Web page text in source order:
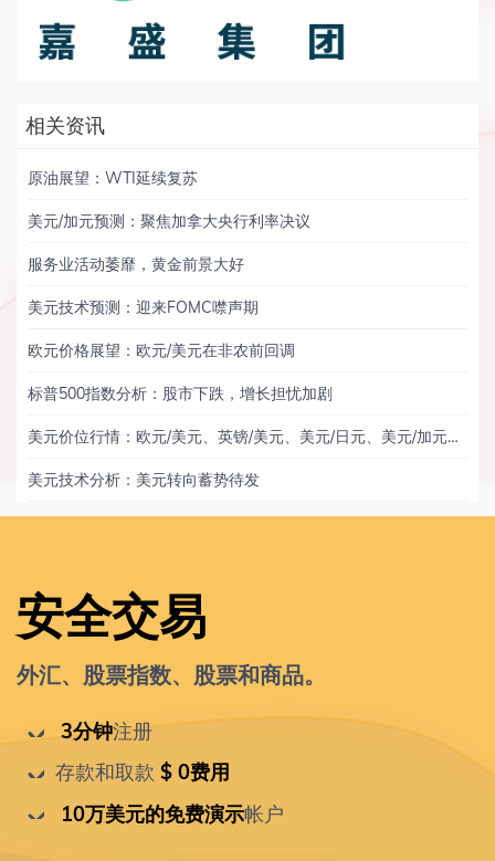
相关资讯
原油展望：WTI延续复苏
美元/加元预测：聚焦加拿大央行利率决议
服务业活动萎靡，黄金前景大好
美元技术预测：迎来FOMC噤声期
欧元价格展望：欧元/美元在非农前回调
标普500指数分析：股市下跌，增长担忧加剧
美元价位行情：欧元/美元、英镑/美元、美元/日元、美元/加元、黄金
美元技术分析：美元转向蓄势待发
安全交易
外汇、股票指数、股票和商品。
3分钟注册
存款和取款 $ 0费用
10万美元的免费演示帐户